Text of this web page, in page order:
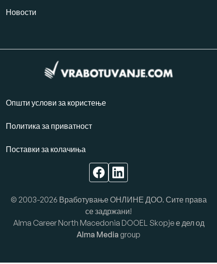
Новости
Општи услови за користење
Политика за приватност
Поставки за колачиња
© 2003-2026 Вработување ОНЛИНЕ ДОО. Сите права
се задржани!
Alma Career North Macedonia DOOEL Skopje е дел од
Alma Media group